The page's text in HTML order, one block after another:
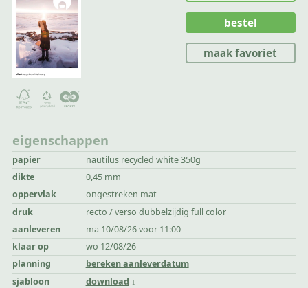
eigenschappen
papier
nautilus recycled white 350g
dikte
0,45 mm
oppervlak
ongestreken mat
druk
recto / verso dubbelzijdig full color
aanleveren
ma 10/08/26 voor 11:00
klaar op
wo 12/08/26
planning
bereken aanleverdatum
sjabloon
download
bestel
maak favoriet